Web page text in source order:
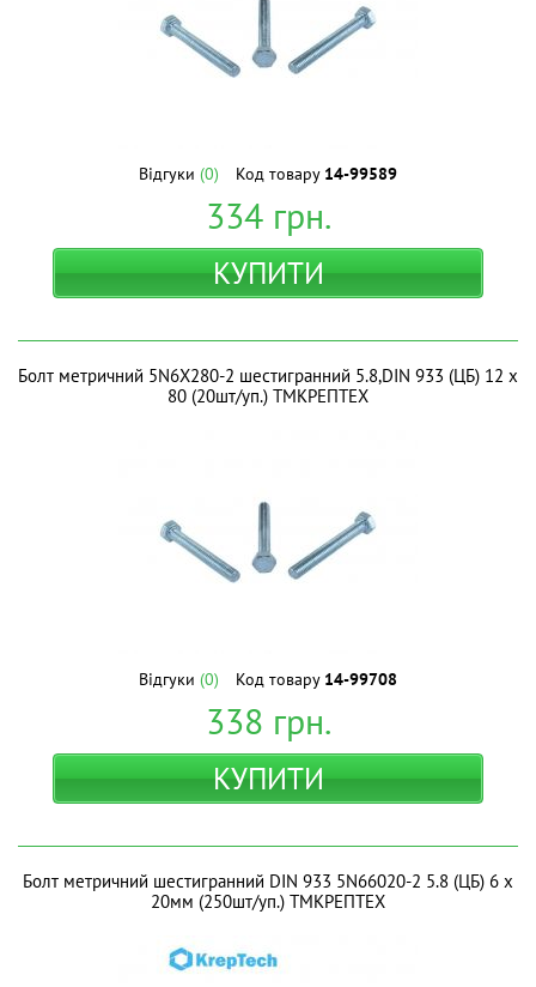
Відгуки (0) Код товару 14-99589
334грн.
КУПИТИ
Болт метричний 5N6X280-2 шестигранний 5.8,DIN 933 (ЦБ) 12 х
80 (20шт/уп.) ТМКРЕПТЕХ
Відгуки (0) Код товару 14-99708
338 грн.
КУПИТИ
Болт метричний шестигранний DIN 933 5N66020-2 5.8 (ЦБ) 6 х
20мм (250шт/уп.) ТМКРЕПТЕХ